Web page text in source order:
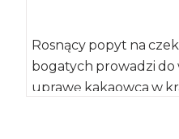
Rosnący popyt na
bogatych prowadzi do
uprawę kakaowca w